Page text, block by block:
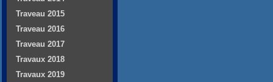
Traveau 2015
Traveau 2016
Traveau 2017
Travaux 2018
Travaux 2019